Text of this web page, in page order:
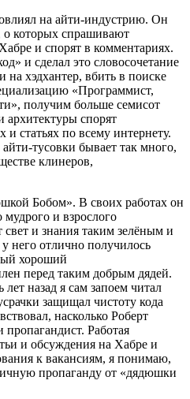
на айти‑индустрию. Он
которых спрашивают
и спорят в комментариях.
и сделал это словосочетание
хэдхантер, вбить в поиске
«Программист,
получим больше семисот
архитектуры спорят
и статьях по всему интернету.
бывает так много,
клинеров,
Бобом». В своих работах он
мудрого и взрослого
свет и знания таким зелёным и
отлично получилось
хороший
перед таким добрым дядей.
назад я сам запоем читал
защищал чистоту кода
насколько Роберт
Работая
и обсуждения на Хабре и
к вакансиям, я понимаю,
пропаганду от «дядюшки